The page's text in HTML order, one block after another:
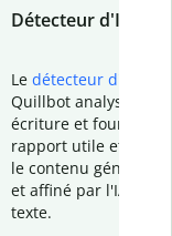
Détecteur d'IA
Le détecteur d'IA
Quillbot analyse votre
écriture et fournit un
rapport utile et
le contenu généré
et affiné par l'IA
texte.